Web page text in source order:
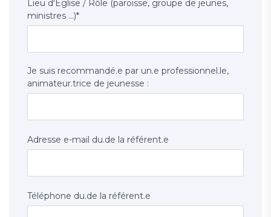
Lieu d'Eglise / Rôle (paroisse, groupe de jeunes,
ministres ...)*
Je suis recommandé.e par un.e professionnel.le,
animateur.trice de jeunesse :
Adresse e-mail du.de la référent.e
Téléphone du.de la référent.e